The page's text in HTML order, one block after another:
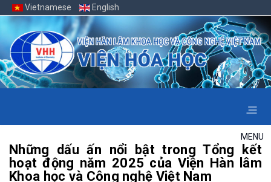
Vietnamese English
MENU
Những dấu ấn nổi bật trong Tổng kết
hoạt động năm 2025 của Viện Hàn lâm
Khoa học và Công nghệ Việt Nam